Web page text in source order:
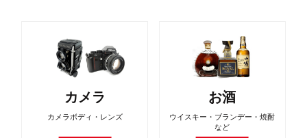
カメラ
カメラボディ・レンズ
お酒
ウイスキー・ブランデー・焼酎
など